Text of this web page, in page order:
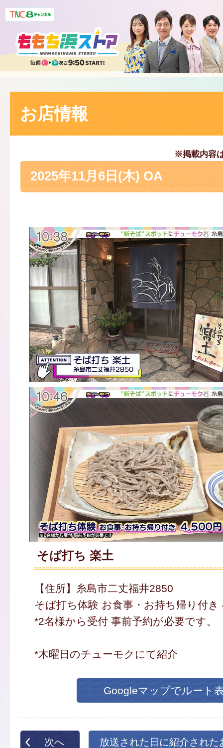
お店情報
※掲載内容
2025年11月6日(木) OA
そば打ち 楽土
【住所】糸島市二丈福井2850
そば打ち体験 お食事・お持ち帰り付き
*2名様から受付 事前予約が必要です。
*木曜日のチューモクにて紹介
Googleマップでルート
次へ
放送された日に紹介された